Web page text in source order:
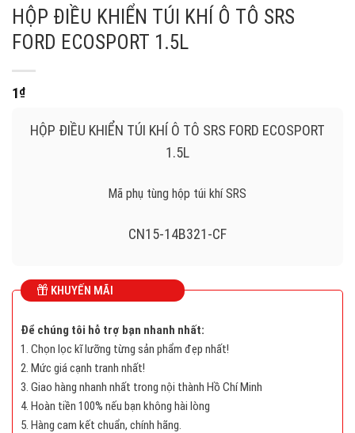
HỘP ĐIỀU KHIỂN TÚI KHÍ Ô TÔ SRS
FORD ECOSPORT 1.5L
1₫
HỘP ĐIỀU KHIỂN TÚI KHÍ Ô TÔ SRS FORD ECOSPORT
1.5L
Mã phụ tùng hộp túi khí SRS
CN15-14B321-CF
2BEP70087681, 2BE P70 087 681
CN1514B321CF, CN15-14B321-CF
KHUYẾN MÃI
Để chúng tôi hỗ trợ bạn nhanh nhất:
1. Chọn lọc kĩ lưỡng từng sản phẩm đẹp nhất!
2. Mức giá cạnh tranh nhất!
3. Giao hàng nhanh nhất trong nội thành Hồ Chí Minh
4. Hoàn tiền 100% nếu bạn không hài lòng
5. Hàng cam kết chuẩn, chính hãng.